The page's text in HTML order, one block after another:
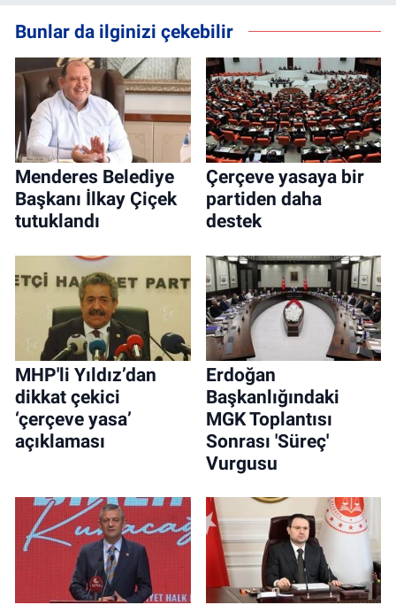
Bunlar da ilginizi çekebilir
Menderes Belediye
Başkanı İlkay Çiçek
tutuklandı
Çerçeve yasaya bir
partiden daha
destek
MHP'li Yıldız’dan
dikkat çekici
‘çerçeve yasa’
açıklaması
Erdoğan
Başkanlığındaki
MGK Toplantısı
Sonrası 'Süreç'
Vurgusu